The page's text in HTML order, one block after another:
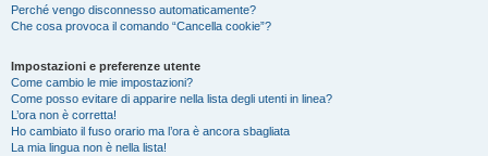
Perché vengo disconnesso automaticamente?
Che cosa provoca il comando “Cancella cookie”?
Impostazioni e preferenze utente
Come cambio le mie impostazioni?
Come posso evitare di apparire nella lista degli utenti in linea?
L’ora non è corretta!
Ho cambiato il fuso orario ma l’ora è ancora sbagliata
La mia lingua non è nella lista!